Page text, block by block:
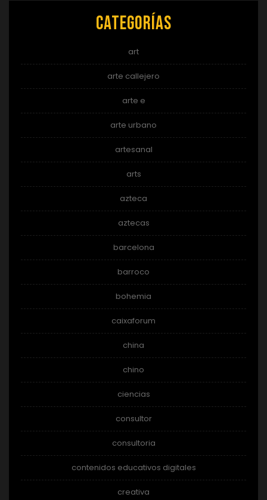
Categorías
art
arte callejero
arte e
arte urbano
artesanal
arts
azteca
aztecas
barcelona
barroco
bohemia
caixaforum
china
chino
ciencias
consultor
consultoria
contenidos educativos digitales
creativa